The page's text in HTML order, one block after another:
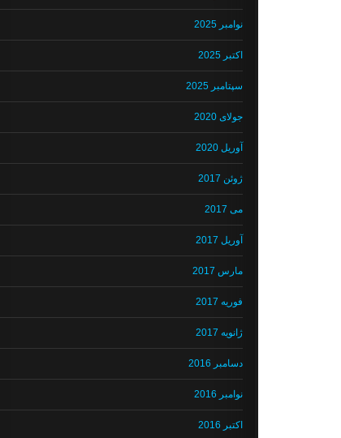
نوامبر 2025
اکتبر 2025
سپتامبر 2025
جولای 2020
آوریل 2020
ژوئن 2017
می 2017
آوریل 2017
مارس 2017
فوریه 2017
ژانویه 2017
دسامبر 2016
نوامبر 2016
اکتبر 2016